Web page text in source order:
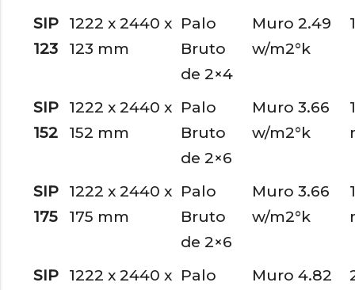
SIP
123
1222 x 2440 x
123 mm
Palo
Bruto
de 2×4
Muro 2.49
w/m2°k
SIP
152
1222 x 2440 x
152 mm
Palo
Bruto
de 2×6
Muro 3.66
w/m2°k
SIP
175
1222 x 2440 x
175 mm
Palo
Bruto
de 2×6
Muro 3.66
w/m2°k
SIP
1222 x 2440 x Palo
Muro 4.82